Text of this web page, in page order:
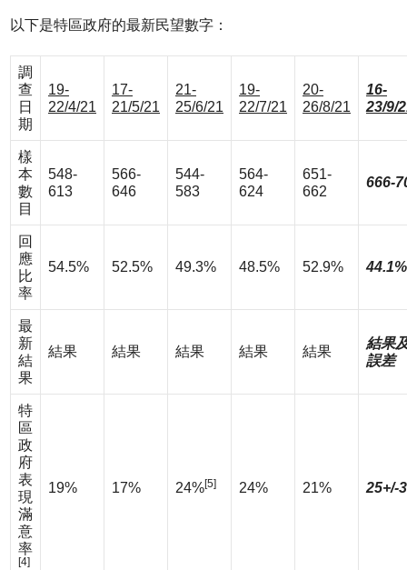
以下是特區政府的最新民望數字：
調
查
日
期
19-
22/4/21
17-
21/5/21
21-
25/6/21
19-
22/7/21
20-
26/8/21
16-
23/9/
樣
本
數
目
548-
613
566-
646
544-
583
564-
624
651-
662
666-
回
應
比
率
54.5% 52.5% 49.3% 48.5% 52.9% 44.1%
最
新
結
果
結果 結果 結果 結果 結果
結果
誤差
特
區
政
府
表
現
滿
意
率
[4]
19% 17% 24%[5] 24% 21% 25+/-